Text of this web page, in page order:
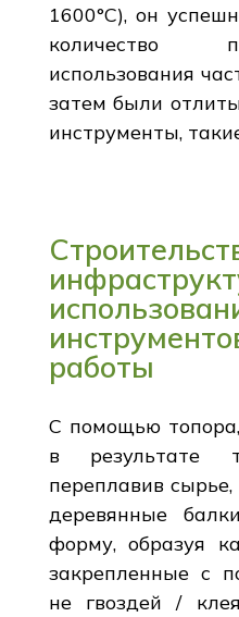
1600°C), он
количество
использования
затем были
инструменты,
работы
С помощью
в результате
переплавив
деревянные
форму, образуя
закрепленные с
не гвоздей /